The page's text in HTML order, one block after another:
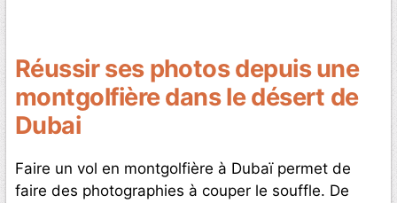
Réussir ses photos depuis une
montgolfière dans le désert de
Dubai
Faire un vol en montgolfière à Dubaï permet de
faire des photographies à couper le souffle. De